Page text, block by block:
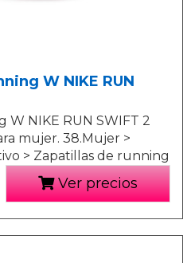
W NIKE RUN
W NIKE RUN SWIFT 2
mujer. 38.Mujer >
> Zapatillas de running
Ver precios